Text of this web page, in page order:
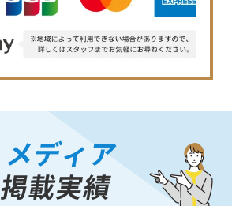
メディア
掲載実績